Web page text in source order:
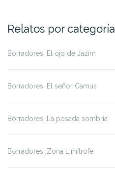
Relatos por categoría
Borradores: El ojo de Jazím
Borradores: El señor Camus
Borradores: La posada sombría
Borradores: Zona Limítrofe